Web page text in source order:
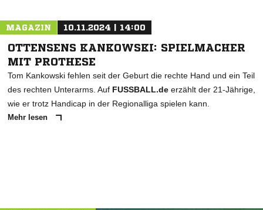
MAGAZIN 10.11.2024 | 14:00
OTTENSENS KANKOWSKI: SPIELMACHER
MIT PROTHESE
Tom Kankowski fehlen seit der Geburt die rechte Hand und ein Teil
des rechten Unterarms. Auf FUSSBALL.de erzählt der 21-Jährige,
wie er trotz Handicap in der Regionalliga spielen kann.
Mehr lesen